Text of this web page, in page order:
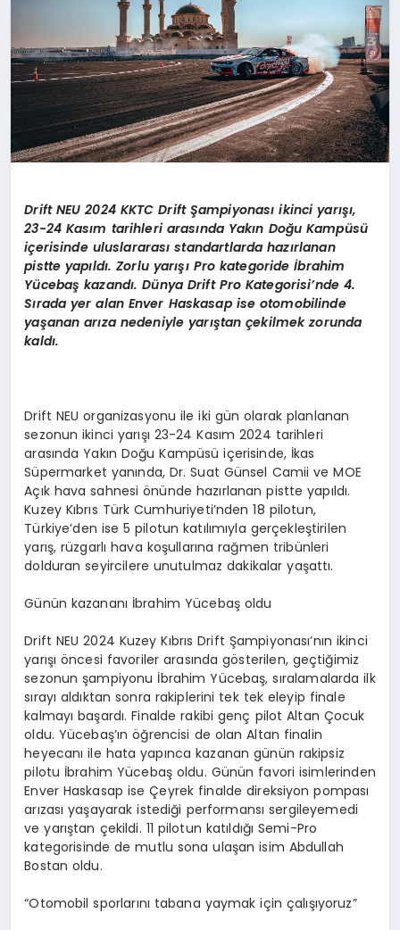
Drift NEU 2024 KKTC Drift Şampiyonası ikinci yarışı,
23-24 Kasım tarihleri arasında Yakın Doğu Kampüsü
içerisinde uluslararası standartlarda hazırlanan
pistte yapıldı. Zorlu yarışı Pro kategoride İbrahim
Yücebaş kazandı. Dünya Drift Pro Kategorisi’nde 4.
Sırada yer alan Enver Haskasap ise otomobilinde
yaşanan arıza nedeniyle yarıştan çekilmek zorunda
kaldı.
Drift NEU organizasyonu ile iki gün olarak planlanan
sezonun ikinci yarışı 23-24 Kasım 2024 tarihleri
arasında Yakın Doğu Kampüsü içerisinde, İkas
Süpermarket yanında, Dr. Suat Günsel Camii ve MOE
Açık hava sahnesi önünde hazırlanan pistte yapıldı.
Kuzey Kıbrıs Türk Cumhuriyeti’nden 18 pilotun,
Türkiye’den ise 5 pilotun katılımıyla gerçekleştirilen
yarış, rüzgarlı hava koşullarına rağmen tribünleri
dolduran seyircilere unutulmaz dakikalar yaşattı.
Günün kazananı İbrahim Yücebaş oldu
Drift NEU 2024 Kuzey Kıbrıs Drift Şampiyonası’nın ikinci
yarışı öncesi favoriler arasında gösterilen, geçtiğimiz
sezonun şampiyonu İbrahim Yücebaş, sıralamalarda ilk
sırayı aldıktan sonra rakiplerini tek tek eleyip finale
kalmayı başardı. Finalde rakibi genç pilot Altan Çocuk
oldu. Yücebaş’ın öğrencisi de olan Altan finalin
heyecanı ile hata yapınca kazanan günün rakipsiz
pilotu İbrahim Yücebaş oldu. Günün favori isimlerinden
Enver Haskasap ise Çeyrek finalde direksiyon pompası
arızası yaşayarak istediği performansı sergileyemedi
ve yarıştan çekildi. 11 pilotun katıldığı Semi-Pro
kategorisinde de mutlu sona ulaşan isim Abdullah
Bostan oldu.
“Otomobil sporlarını tabana yaymak için çalışıyoruz”